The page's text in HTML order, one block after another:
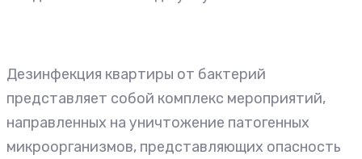
Дезинфекция квартиры от бактерий
представляет собой комплекс мероприятий,
направленных на уничтожение патогенных
микроорганизмов, представляющих опасность